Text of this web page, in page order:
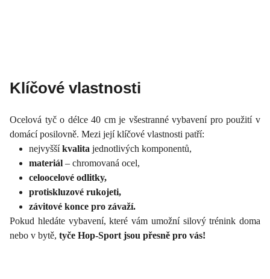
Klíčové vlastnosti
Ocelová tyč o délce 40 cm je všestranné vybavení pro použití v
domácí posilovně. Mezi její klíčové vlastnosti patří:
nejvyššíkvalita jednotlivých komponentů,
materiál – chromovaná ocel,
celoocelové odlitky,
protiskluzové rukojeti,
závitové konce pro závaží.
Pokud hledáte vybavení, které vám umožní silový trénink doma
nebo v bytě, tyče Hop-Sport jsou přesně pro vás!